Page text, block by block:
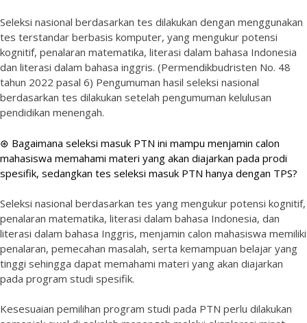
Seleksi nasional berdasarkan tes dilakukan dengan menggunakan
tes terstandar berbasis komputer, yang mengukur potensi
kognitif, penalaran matematika, literasi dalam bahasa Indonesia
dan literasi dalam bahasa inggris. (Permendikbudristen No. 48
tahun 2022 pasal 6) Pengumuman hasil seleksi nasional
berdasarkan tes dilakukan setelah pengumuman kelulusan
pendidikan menengah.
⊛ Bagaimana seleksi masuk PTN ini mampu menjamin calon
mahasiswa memahami materi yang akan diajarkan pada prodi
spesifik, sedangkan tes seleksi masuk PTN hanya dengan TPS?
Seleksi nasional berdasarkan tes yang mengukur potensi kognitif,
penalaran matematika, literasi dalam bahasa Indonesia, dan
literasi dalam bahasa Inggris, menjamin calon mahasiswa memiliki
penalaran, pemecahan masalah, serta kemampuan belajar yang
tinggi sehingga dapat memahami materi yang akan diajarkan
pada program studi spesifik.
Kesesuaian pemilihan program studi pada PTN perlu dilakukan